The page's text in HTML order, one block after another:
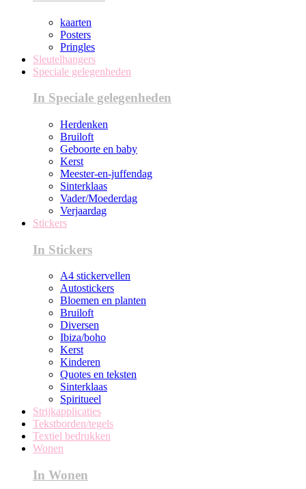
kaarten
Posters
Pringles
Sleutelhangers
Speciale gelegenheden
In Speciale gelegenheden
Herdenken
Bruiloft
Geboorte en baby
Kerst
Meester-en-juffendag
Sinterklaas
Vader/Moederdag
Verjaardag
Stickers
In Stickers
A4 stickervellen
Autostickers
Bloemen en planten
Bruiloft
Diversen
Ibiza/boho
Kerst
Kinderen
Quotes en teksten
Sinterklaas
Spiritueel
Strijkapplicaties
Tekstborden/tegels
Textiel bedrukken
Wonen
In Wonen